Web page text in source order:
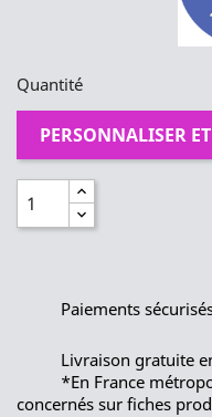
Quantité
PERSONNALISER
Paiements
Livraison gratuite
*En France
concernés sur fiches